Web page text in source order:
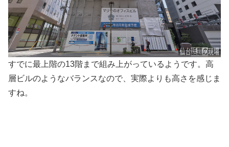
すでに最上階の13階まで組み上がっているようです。高
層ビルのようなバランスなので、実際よりも高さを感じま
すね。